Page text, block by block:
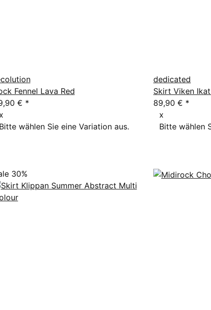
Fennel Lava Red
€ *
x
Bitte wählen Sie eine Variation aus.
dedicated
Skirt Viken
89,90 € *
x
Bitte wählen
30%